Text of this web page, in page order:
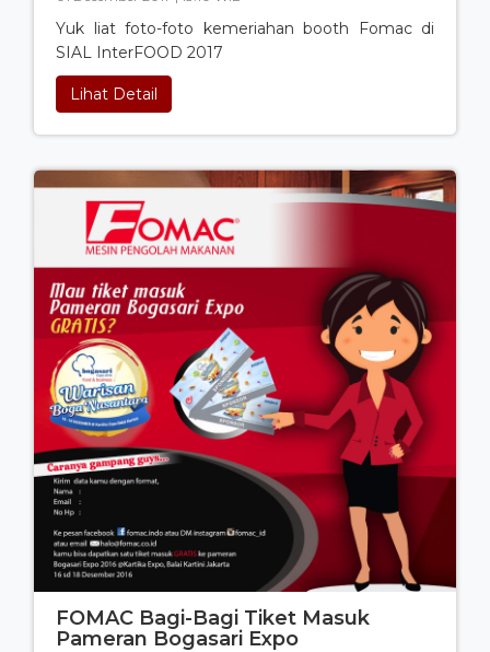
Yuk liat foto-foto kemeriahan booth Fomac di
SIAL InterFOOD 2017
Lihat Detail
FOMAC Bagi-Bagi Tiket Masuk
Pameran Bogasari Expo